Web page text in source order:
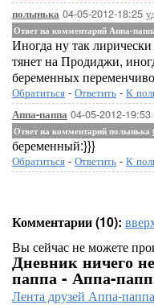
полынька 04-05-2012-18:25
Ответ на комментарий Аппа-
Иногда ну так
тянет на Продиджи,
беременных
Обратиться - Ответить - К
Аппа-паппа 04-05-2012-19:53
Ответ на комментарий полынька
беременный:}}}
Обратиться - Ответить - К
Комментарии (10):
Вы сейчас не можете
Дневник ничего
паппа - Аппа-
Лента друзей Аппа-паппа